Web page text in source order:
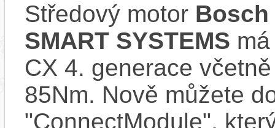
Středový motor Bosch
SMART SYSTEMS
CX 4. generace
85Nm. Nově můžete
"ConnectModule",